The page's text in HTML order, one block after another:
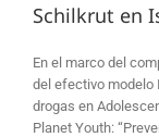
Schilkrut en
En el marco del
del efectivo modelo
drogas en
Planet Youth: